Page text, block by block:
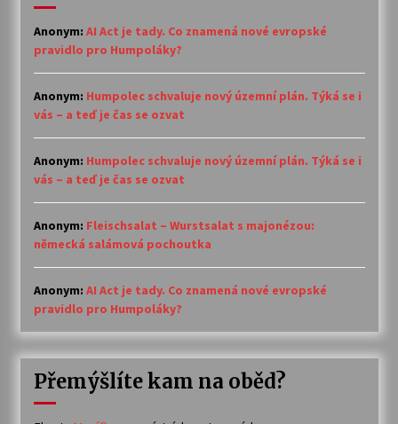
Anonym: AI Act je tady. Co znamená nové evropské
pravidlo pro Humpoláky?
Anonym: Humpolec schvaluje nový územní plán. Týká se i
vás – a teď je čas se ozvat
Anonym: Humpolec schvaluje nový územní plán. Týká se i
vás – a teď je čas se ozvat
Anonym: Fleischsalat – Wurstsalat s majonézou:
německá salámová pochoutka
Anonym: AI Act je tady. Co znamená nové evropské
pravidlo pro Humpoláky?
Přemýšlíte kam na oběd?